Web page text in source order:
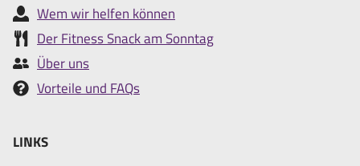
Wem wir helfen können
Der Fitness Snack am Sonntag
Über uns
Vorteile und FAQs
LINKS